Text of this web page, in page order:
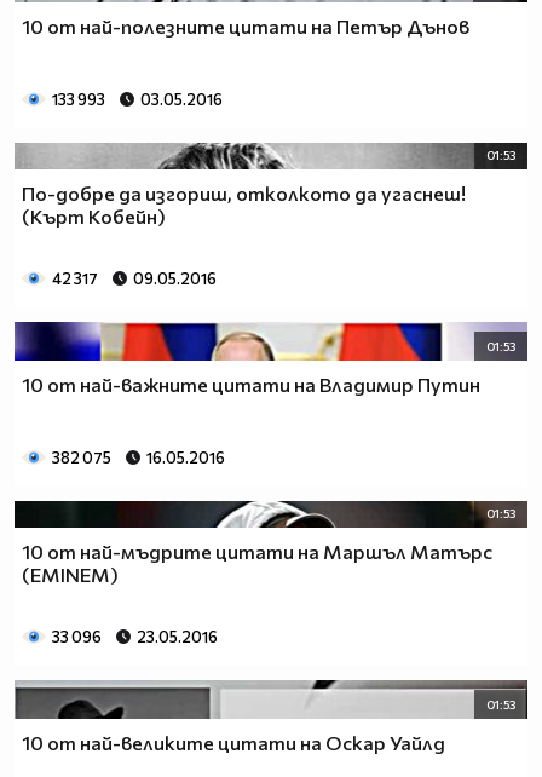
10 от най-полезните цитати на Петър Дънов
133 993 03.05.2016
01:53
По-добре да изгориш, отколкото да угаснеш!
(Кърт Кобейн)
42 317 09.05.2016
01:53
10 от най-важните цитати на Владимир Путин
382 075 16.05.2016
01:53
10 от най-мъдрите цитати на Маршъл Матърс
(EMINEM)
33 096 23.05.2016
01:53
10 от най-великите цитати на Оскар Уайлд